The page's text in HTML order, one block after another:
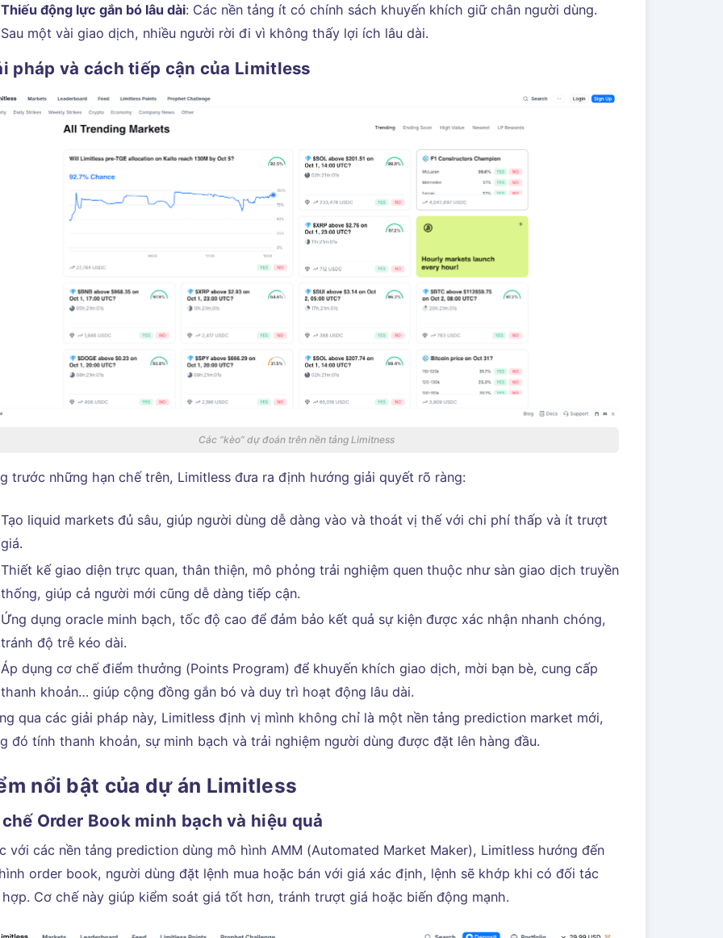
Thiếu động lực gắn bó lâu dài: Các nền tảng ít có chính sách khuyến khích giữ chân người dùng.
Sau một vài giao dịch, nhiều người rời đi vì không thấy lợi ích lâu dài.
pháp và cách tiếp cận của Limitless
Các “kèo” dự đoán trên nền tảng Limitness
trước những hạn chế trên, Limitless đưa ra định hướng giải quyết rõ ràng:
Tạo liquid markets đủ sâu, giúp người dùng dễ dàng vào và thoát vị thế với chi phí thấp và ít trượt
giá.
Thiết kế giao diện trực quan, thân thiện, mô phỏng trải nghiệm quen thuộc như sàn giao dịch truyền
thống, giúp cả người mới cũng dễ dàng tiếp cận.
Ứng dụng oracle minh bạch, tốc độ cao để đảm bảo kết quả sự kiện được xác nhận nhanh chóng,
tránh độ trễ kéo dài.
Áp dụng cơ chế điểm thưởng (Points Program) để khuyến khích giao dịch, mời bạn bè, cung cấp
thanh khoản… giúp cộng đồng gắn bó và duy trì hoạt động lâu dài.
qua các giải pháp này, Limitless định vị mình không chỉ là một nền tảng prediction market mới,
đó tính thanh khoản, sự minh bạch và trải nghiệm người dùng được đặt lên hàng đầu.
nổi bật của dự án Limitless
Order Book minh bạch và hiệu quả
với các nền tảng prediction dùng mô hình AMM (Automated Market Maker), Limitless hướng đến
order book, người dùng đặt lệnh mua hoặc bán với giá xác định, lệnh sẽ khớp khi có đối tác
Cơ chế này giúp kiểm soát giá tốt hơn, tránh trượt giá hoặc biến động mạnh.